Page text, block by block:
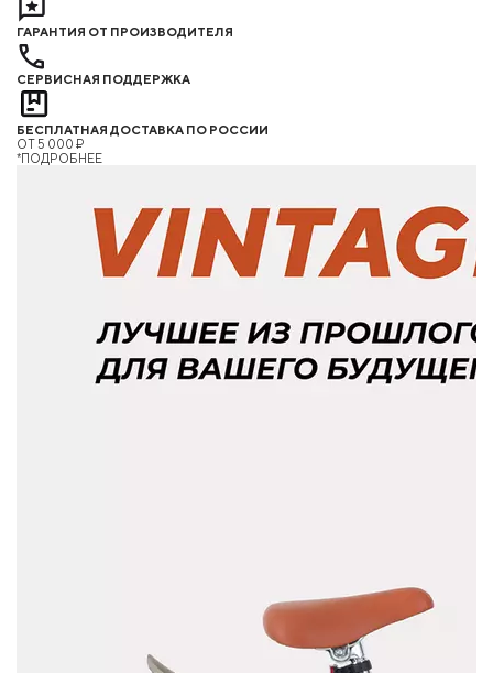
ГАРАНТИЯ ОТ ПРОИЗВОДИТЕЛЯ
СЕРВИСНАЯ ПОДДЕРЖКА
БЕСПЛАТНАЯ ДОСТАВКА ПО РОССИИ
ОТ 5 000 ₽
*ПОДРОБНЕЕ